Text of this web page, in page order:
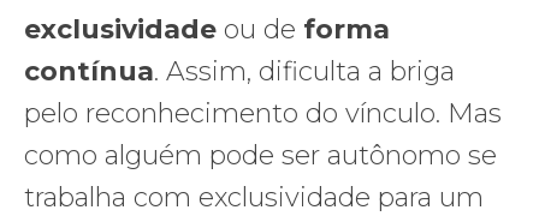
exclusividade ou de forma
contínua. Assim, dificulta a briga
pelo reconhecimento do vínculo. Mas
como alguém pode ser autônomo se
trabalha com exclusividade para um